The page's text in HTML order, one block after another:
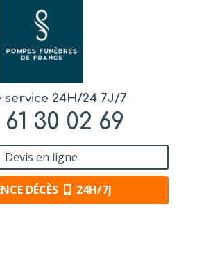
service 24H/24 7J/7
61 30 02 69
Devis en ligne
DÉCÈS 24H/7J